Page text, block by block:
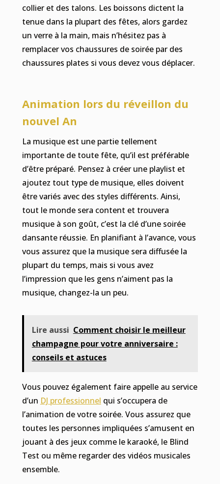
collier et des talons. Les boissons dictent la
tenue dans la plupart des fêtes, alors gardez
un verre à la main, mais n’hésitez pas à
remplacer vos chaussures de soirée par des
chaussures plates si vous devez vous déplacer.
Animation lors du réveillon du
nouvel An
La musique est une partie tellement
importante de toute fête, qu’il est préférable
d’être préparé. Pensez à créer une playlist et
ajoutez tout type de musique, elles doivent
être variés avec des styles différents. Ainsi,
tout le monde sera content et trouvera
musique à son goût, c’est la clé d’une soirée
dansante réussie. En planifiant à l’avance, vous
vous assurez que la musique sera diffusée la
plupart du temps, mais si vous avez
l’impression que les gens n’aiment pas la
musique, changez-la un peu.
Lire aussi Comment choisir le meilleur
champagne pour votre anniversaire :
conseils et astuces
Vous pouvez également faire appelle au service
d’un DJ professionnel qui s’occupera de
l’animation de votre soirée. Vous assurez que
toutes les personnes impliquées s’amusent en
jouant à des jeux comme le karaoké, le Blind
Test ou même regarder des vidéos musicales
ensemble.